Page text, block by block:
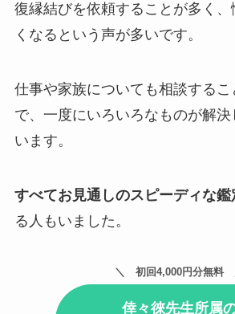
復縁結びを依頼することが多く
くなるという声が多いです。
仕事や家族についても相談する
で、一度にいろいろなものが解決
います。
すべてお見通しのスピーディな鑑
る人もいました。
初回4,000円分無料
倖々徠先生所属